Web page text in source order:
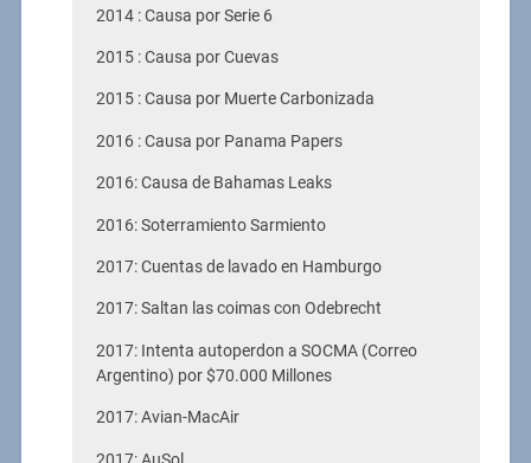
2014 : Causa por Serie 6
2015 : Causa por Cuevas
2015 : Causa por Muerte Carbonizada
2016 : Causa por Panama Papers
2016: Causa de Bahamas Leaks
2016: Soterramiento Sarmiento
2017: Cuentas de lavado en Hamburgo
2017: Saltan las coimas con Odebrecht
2017: Intenta autoperdon a SOCMA (Correo
Argentino) por $70.000 Millones
2017: Avian-MacAir